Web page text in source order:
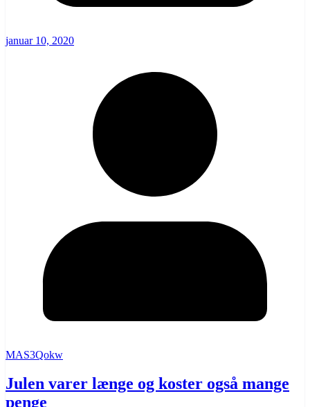
januar 10, 2020
MAS3Qokw
Julen varer længe og koster også mange
penge